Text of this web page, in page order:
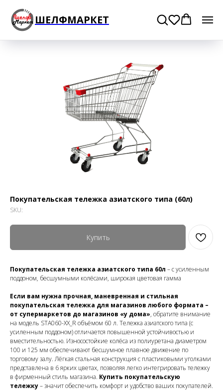
ШЕЛФМАРКЕТ
Покупательская тележка азиатского типа (60л)
SKU:
Купить
Покупательская тележка азиатского типа 60л – с усиленным
поддоном, бесшумными колёсами, широкая цветовая гамма
Если вам нужна прочная, маневренная и стильная
покупательская тележка для магазинов любого формата –
от супермаркетов до магазинов «у дома», обратите внимание
на модель STA060-XX_R объёмом 60 л. Тележка азиатского типа (с
усиленным поддоном) отличается повышенной устойчивостью и
вместительностью. Износостойкие колёса из полиуретана диаметром
100 и 125 мм обеспечивают бесшумное плавное движение по
торговому залу. Лёгкая стальная конструкция с пластиковыми уголками
представлена в 6 ярких цветах, позволяя легко интегрировать тележку
в фирменный стиль магазина. Купить покупательскую
тележку– значит обеспечить комфорт и удобство ваших покупателей.